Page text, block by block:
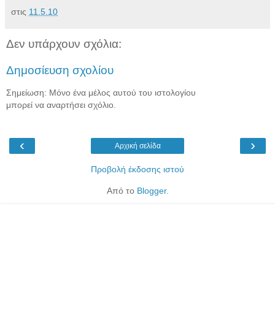
στις 11.5.10
Δεν υπάρχουν σχόλια:
Δημοσίευση σχολίου
Σημείωση: Μόνο ένα μέλος αυτού του ιστολογίου
μπορεί να αναρτήσει σχόλιο.
‹ ›
Αρχική σελίδα
Προβολή έκδοσης ιστού
Από το Blogger.